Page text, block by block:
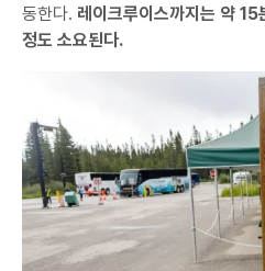
동한다. 레이크루이스까지는 약
정도 소요된다.